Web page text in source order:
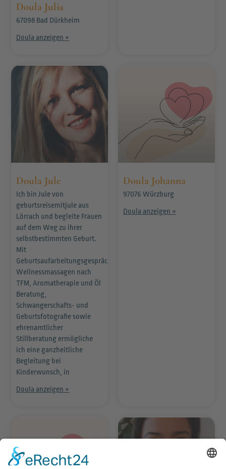
Doula Julia
67098 Bad Dürkheim
Doula anzeigen »
Doula Jule
Ich bin Jule von
geburtsreisemitjule aus
Lörrach und begleite Frauen
auf dem Weg zu ihrer
selbstbestimmten Geburt.
Mit
Geburtsaufarbeitungsgesprächen,
Wellnessmassagen nach
TFM, Aromatherapie und Öl
Beratung,
Schwangerschafts- und
Geburtsfotografie sowie
ehrenamtlicher
Stillberatung ermögliche
ich eine ganzheitliche
Begleitung bei
Kinderwunsch, in
Doula anzeigen »
Doula Johanna
97076 Würzburg
Doula anzeigen »